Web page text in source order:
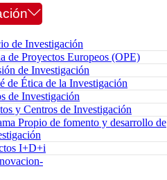
de Investigación
de Proyectos Europeos (OPE)
de Investigación
de Ética de la Investigación
de Investigación
y Centros de Investigación
Propio de fomento y desarrollo de
I+D+i